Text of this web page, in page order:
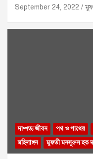
September 24, 2022
দাম্পত্য জীবন পথ ও পাথেয়
মহিলাঙ্গন
মুফতী মনসূরুল হক